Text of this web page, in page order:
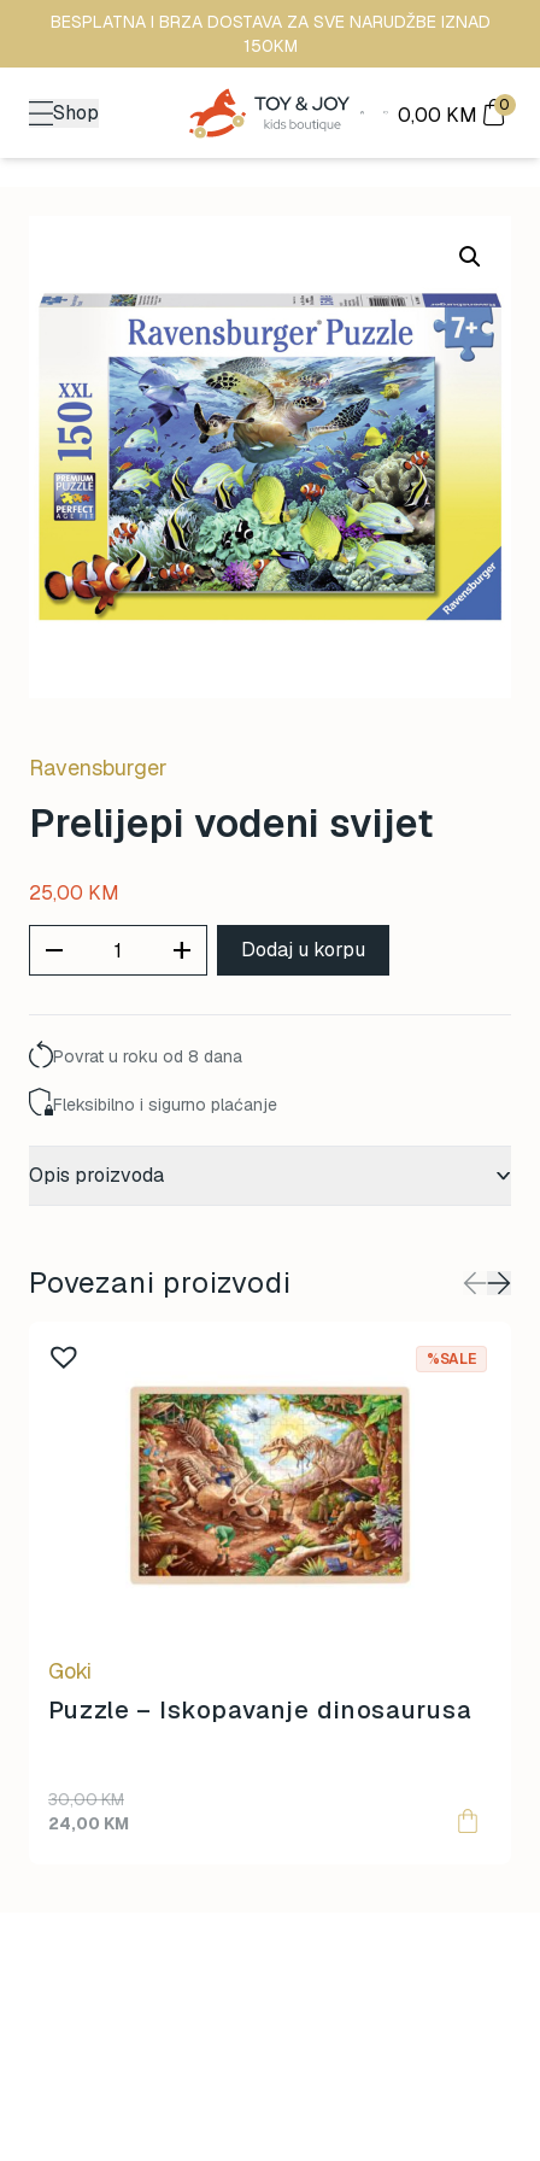
BESPLATNA I BRZA DOSTAVA ZA SVE NARUDŽBE IZNAD
150KM
Shop 0,00 KM 0
Ravensburger
Prelijepi vodeni svijet
25,00 KM
remove add Dodaj u korpu
Povrat u roku od 8 dana
Fleksibilno i sigurno plaćanje
Opis proizvoda
Povezani proizvodi
%SALE
Goki
Puzzle – Iskopavanje dinosaurusa
30,00KM
Original
price
24,00 KM
Current
price